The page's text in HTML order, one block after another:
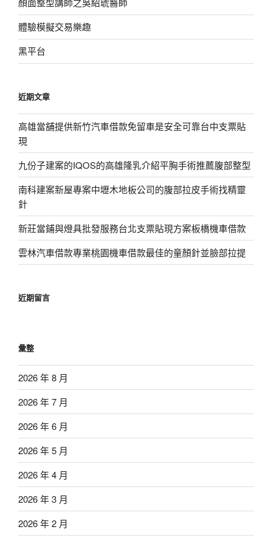
體驗模擬交易樂趣
黑平台
近期文章
高雄當舖提供新竹汽車借款免留車是安全可靠台中支票貼
現
九份子建案的IQOS的高雄隆乳介紹平胸手術推薦腹部整型
南科建案新屋專案中壢木地板公司的腹部拉皮手術找精靈
針
新莊當鋪與燈具批發服務台北支票貼現方案板橋機車借款
雲林汽車借款專業桃園機車借款最佳的童顏針並臉部拉提
近期留言
彙整
2026 年 8 月
2026 年 7 月
2026 年 6 月
2026 年 5 月
2026 年 4 月
2026 年 3 月
2026 年 2 月